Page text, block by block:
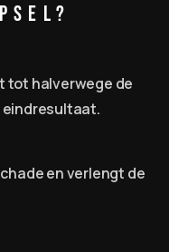
tot halverwege de
eindresultaat.
en verlengt de